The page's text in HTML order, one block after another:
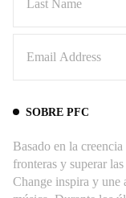
SOBRE PFC
Basado en la
fronteras y superar
Change inspira y une